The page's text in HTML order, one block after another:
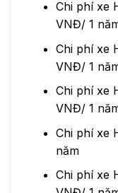
Chi phí xe
VNĐ/ 1
Chi phí xe
VNĐ/ 1
Chi phí xe
VNĐ/ 1
Chi phí xe
năm
Chi phí xe